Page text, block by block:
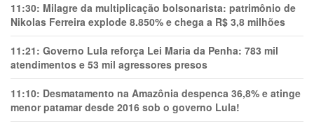
11:30: Milagre da multiplicação bolsonarista: patrimônio de
Nikolas Ferreira explode 8.850% e chega a R$ 3,8 milhões
11:21: Governo Lula reforça Lei Maria da Penha: 783 mil
atendimentos e 53 mil agressores presos
11:10: Desmatamento na Amazônia despenca 36,8% e atinge
menor patamar desde 2016 sob o governo Lula!